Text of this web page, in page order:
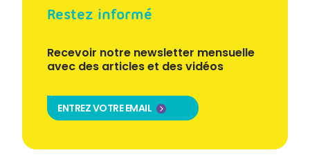
Restez informé
Recevoir notre newsletter mensuelle
avec des articles et des vidéos
ENTREZ VOTRE EMAIL